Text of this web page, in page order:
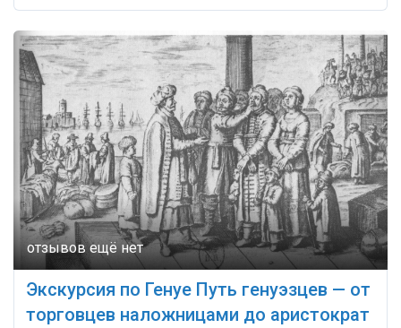
Экскурсия по Генуе Путь генуэзцев — от
торговцев наложницами до аристократ